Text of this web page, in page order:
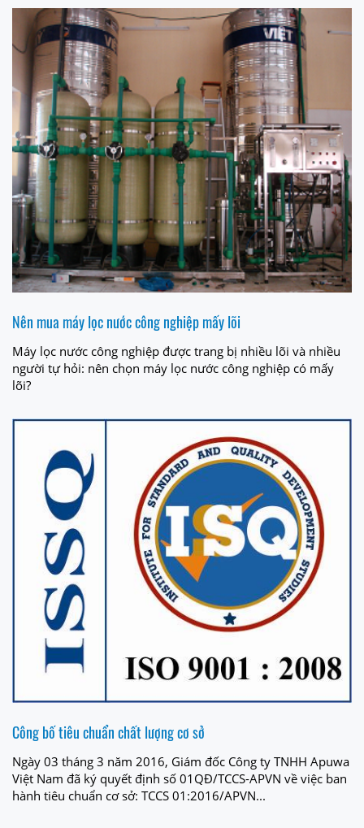
Nên mua máy lọc nước công nghiệp mấy lõi
Máy lọc nước công nghiệp được trang bị nhiều lõi và nhiều
người tự hỏi: nên chọn máy lọc nước công nghiệp có mấy
lõi?
Công bố tiêu chuẩn chất lượng cơ sở
Ngày 03 tháng 3 năm 2016, Giám đốc Công ty TNHH Apuwa
Việt Nam đã ký quyết định số 01QĐ/TCCS-APVN về việc ban
hành tiêu chuẩn cơ sở: TCCS 01:2016/APVN...